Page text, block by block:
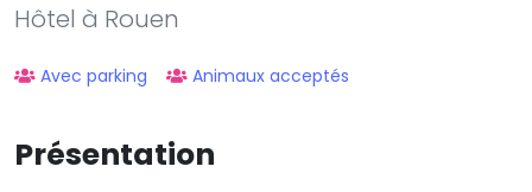
Hôtel à Rouen
Avec parking Animaux acceptés
Présentation